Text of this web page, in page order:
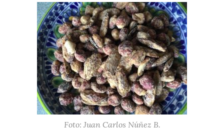
Foto: Juan Carlos Núñez B.